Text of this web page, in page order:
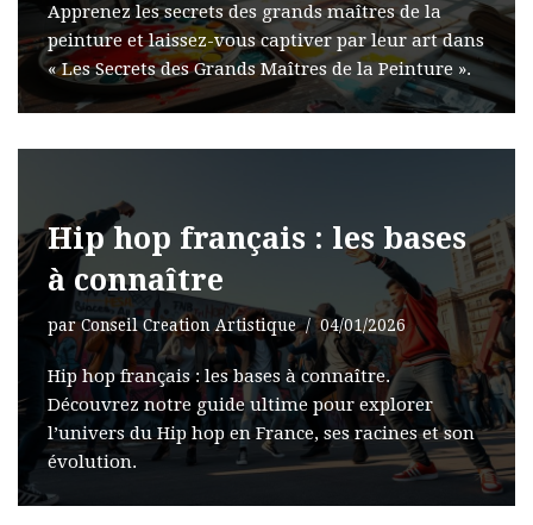
Apprenez les secrets des grands maîtres de la
peinture et laissez-vous captiver par leur art dans
« Les Secrets des Grands Maîtres de la Peinture ».
Hip hop français : les bases
à connaître
parConseil Creation Artistique 04/01/2026
Hip hop français : les bases à connaître.
Découvrez notre guide ultime pour explorer
l’univers du Hip hop en France, ses racines et son
évolution.